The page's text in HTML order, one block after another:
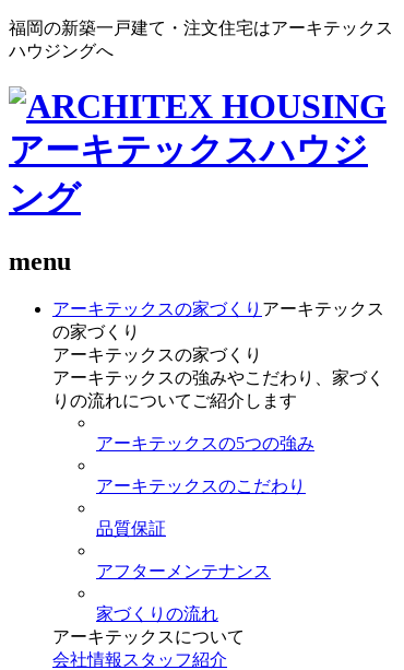
福岡の新築一戸建て・注文住宅はアーキテックス
ハウジングへ
menu
アーキテックスの家づくり アーキテックス
の家づくり
アーキテックスの家づくり
アーキテックスの強みやこだわり、家づく
りの流れについてご紹介します
アーキテックスの5つの強み
アーキテックスのこだわり
品質保証
アフターメンテナンス
家づくりの流れ
アーキテックスについて
会社情報 スタッフ紹介